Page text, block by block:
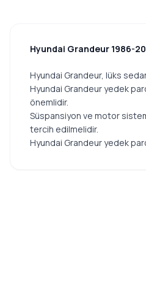
Hyundai Grandeur 1986-
Hyundai Grandeur, lüks
Hyundai Grandeur yedek
önemlidir.
Süspansiyon ve motor
tercih edilmelidir.
Hyundai Grandeur yedek